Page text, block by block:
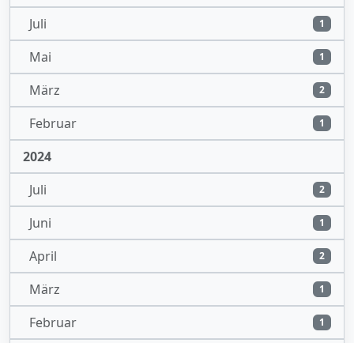
Juli
1
Mai 1
März 2
Februar 1
2024
Juli
2
Juni 1
April 2
März 1
Februar 1